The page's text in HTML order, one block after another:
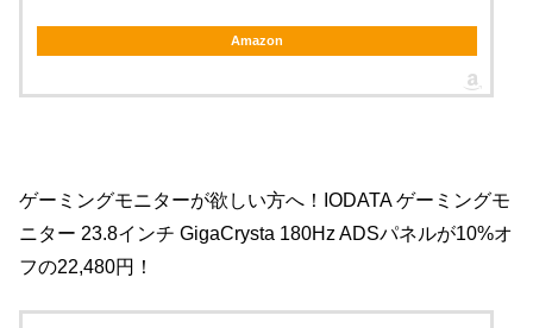
Amazon
ゲーミングモニターが欲しい方へ！IODATA ゲーミングモ
ニター 23.8インチ GigaCrysta 180Hz ADSパネルが10%オ
フの22,480円！